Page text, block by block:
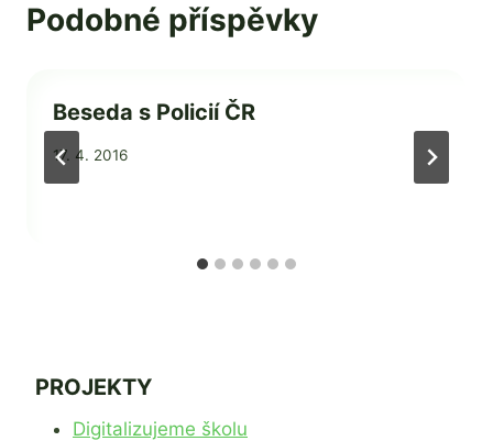
Podobné příspěvky
Beseda s Policií ČR
Od
admin
17. 4. 2016
PROJEKTY
Digitalizujeme školu